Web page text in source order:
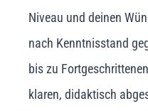
Niveau und deinen
nach Kenntnisstand
bis zu
klaren, didaktisch